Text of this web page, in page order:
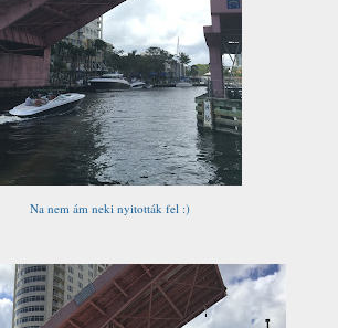
Na nem ám neki nyitották fel :)